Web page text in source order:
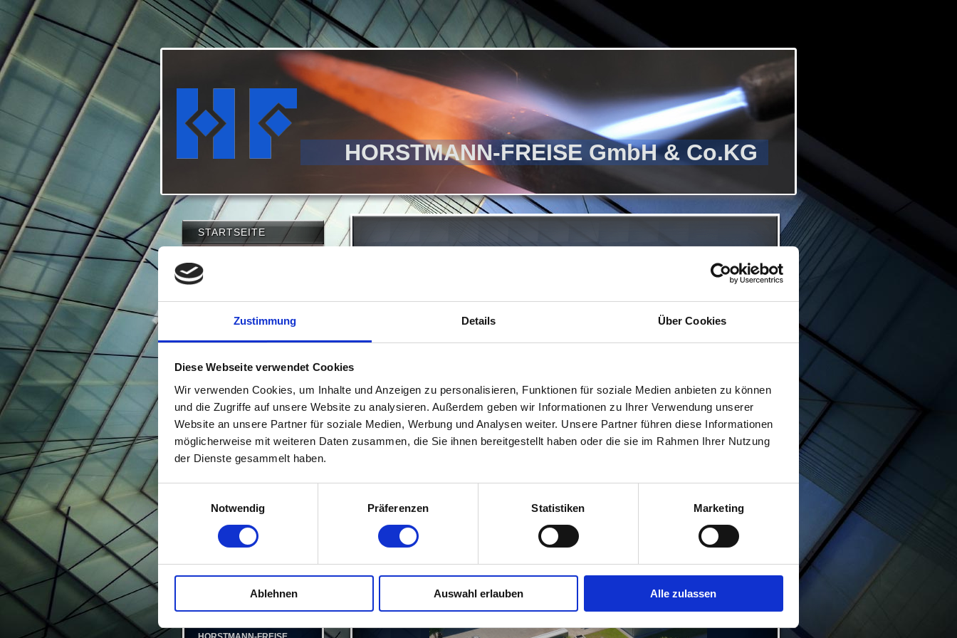
Zustimmung Details Über Cookies
Diese Webseite verwendet Cookies
Wir verwenden Cookies, um Inhalte und Anzeigen zu personalisieren, Funktionen für soziale Medien anbieten zu können
und die Zugriffe auf unsere Website zu analysieren. Außerdem geben wir Informationen zu Ihrer Verwendung unserer
Website an unsere Partner für soziale Medien, Werbung und Analysen weiter. Unsere Partner führen diese Informationen
möglicherweise mit weiteren Daten zusammen, die Sie ihnen bereitgestellt haben oder die sie im Rahmen Ihrer Nutzung
der Dienste gesammelt haben.
Notwendig
Präferenzen Statistiken Marketing
Ablehnen Auswahl erlauben Alle zulassen
HORSTMANN-FREISE GmbH & Co.KG
starken und vielseitigen Wirtschaftsregion.
individuellen Qualitätsarbeiten.
Sein Schwiegersohn Josef Horstmann trat 1954 in das Unternehmen ein. Er übernahm den
Betrieb im Jahre 1958, so dass sich Senior Bernhard Freise seinen vielfältigen Aufgaben
als Bürgermeister des Ortes widmen konnte.
Der Sohn des Firmeninhabers Josef Horstmann, Bernhard, stieß nach der Ausbildung zum
Landmaschinenmechaniker und der Meisterprüfung als Metallbauer im Jahr 1996 zur
Bernhard Horstmann ist nach Abschluss der Schweißfachmannausbildung EWS im Jahr
Seit 2009 hat Bernhard den Betrieb von seinem Vater übernommen.
Bei uns stehen im Mittelpunkt!
STARTSEITE
UNSER
TRADITIONSBETRIE
B
HISTORISCHES
SERVICE
STELLENANGEBOTE
SPONSORING
KONTAKT
IMPRESSUM
DATENSCHUTZ
Aktuelles